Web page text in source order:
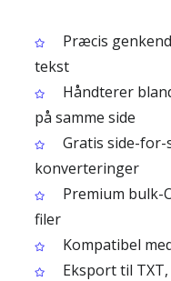
Præcis
tekst
Håndterer
på samme side
Gratis side-
konverteringer
Premium bulk-
filer
Kompatibel
Eksport til